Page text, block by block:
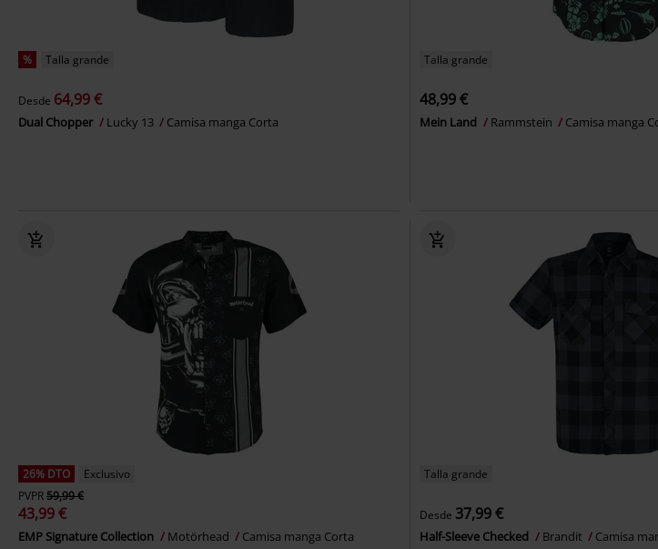
% Talla grande
Desde 64,99 €
Dual Chopper Lucky 13 Camisa manga Corta
Talla grande
48,99 €
Mein Land Rammstein Camisa manga
26% DTO
Exclusivo
PVPR59,99 €
43,99 €
EMP Signature Collection Motörhead Camisa manga Corta
Talla grande
Desde 37,99 €
Half-Sleeve Checked Brandit Camisa